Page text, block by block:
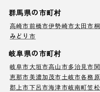
群馬県の市町村
高崎市前橋市伊勢崎市太田市
みどり市
岐阜県の市町村
岐阜市大垣市高山市多治見市
恵那市美濃加茂市土岐市各務
郡上市下呂市海津市岐南町笠